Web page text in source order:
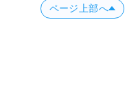
ページ上部へ